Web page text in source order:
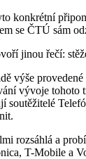
konkrétní
se ČTÚ sám
jinou řečí:
výše
vývoje tohoto
soutěžitelé
rozsáhlá a
T-Mobile a